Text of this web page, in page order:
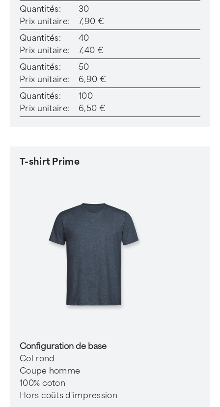
Quantités:
30
Prix unitaire:
7,90 €
Quantités:
40
Prix unitaire:
7,40 €
Quantités:
50
Prix unitaire:
6,90 €
Quantités:
100
Prix unitaire:
6,50 €
T-shirt Prime
Configuration de base
Col rond
Coupe homme
100% coton
Hors coûts d'impression